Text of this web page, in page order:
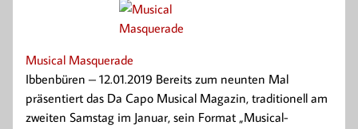
Musical Masquerade
Ibbenbüren – 12.01.2019 Bereits zum neunten Mal
präsentiert das Da Capo Musical Magazin, traditionell am
zweiten Samstag im Januar, sein Format „Musical-